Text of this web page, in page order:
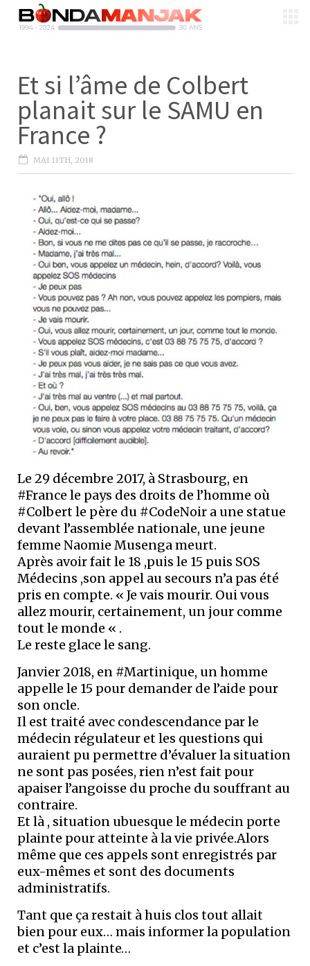
Et si l’âme de Colbert
planait sur le SAMU en
France ?
MAI 11TH, 2018
Le 29 décembre 2017, à Strasbourg, en
#France le pays des droits de l’homme où
#Colbert le père du #CodeNoir a une statue
devant l’assemblée nationale, une jeune
femme Naomie Musenga meurt.
Après avoir fait le 18 ,puis le 15 puis SOS
Médecins ,son appel au secours n’a pas été
pris en compte. « Je vais mourir. Oui vous
allez mourir, certainement, un jour comme
tout le monde « .
Le reste glace le sang.
Janvier 2018, en #Martinique, un homme
appelle le 15 pour demander de l’aide pour
son oncle.
Il est traité avec condescendance par le
médecin régulateur et les questions qui
auraient pu permettre d’évaluer la situation
ne sont pas posées, rien n’est fait pour
apaiser l’angoisse du proche du souffrant au
contraire.
Et là , situation ubuesque le médecin porte
plainte pour atteinte à la vie privée.Alors
même que ces appels sont enregistrés par
eux-mêmes et sont des documents
administratifs.
Tant que ça restait à huis clos tout allait
bien pour eux… mais informer la population
et c’est la plainte…